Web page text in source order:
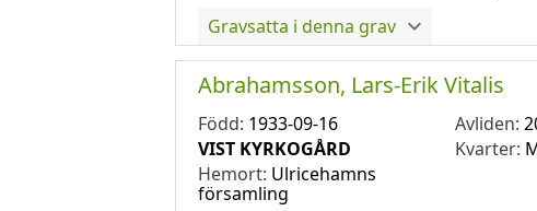
Gravsatta i denna grav
Abrahamsson, Lars-Erik Vitalis
Född: 1933-09-16 Avliden:
VIST KYRKOGÅRD
Kvarter:
Hemort: Ulricehamns
församling